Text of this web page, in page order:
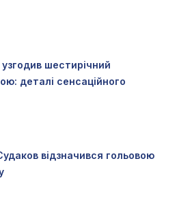
шестирічний
деталі сенсаційного
відзначився гольовою